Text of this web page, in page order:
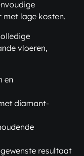
met lage kosten.
vloeren,
en
diamant­
resultaat